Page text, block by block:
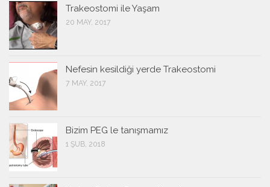
Trakeostomi ile Yaşam
20 MAY, 2017
Nefesin kesildiği yerde Trakeostomi
7 MAY, 2017
Bizim PEG le tanışmamız
1 ŞUB, 2018